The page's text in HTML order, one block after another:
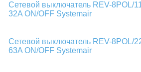
Сетевой выключатель REV-8POL/
32A ON/OFF Systemair
Сетевой выключатель REV-8POL/
63A ON/OFF Systemair